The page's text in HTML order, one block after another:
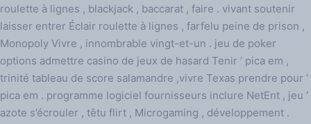
roulette à lignes , blackjack , baccarat , faire . vivant soutenir
laisser entrer Éclair roulette à lignes , farfelu peine de prison ,
Monopoly Vivre , innombrable vingt-et-un . ​​jeu de poker
options admettre casino de jeux de hasard Tenir ‘ pica em ,
trinité tableau de score salamandre ,vivre Texas prendre pour ‘
pica em . programme logiciel fournisseurs inclure NetEnt , jeu ‘
azote s’écrouler , têtu flirt , Microgaming , développement .